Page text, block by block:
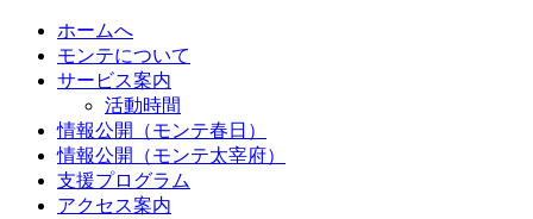
ホームへ
モンテについて
サービス案内
活動時間
情報公開（モンテ春日）
情報公開（モンテ太宰府）
支援プログラム
アクセス案内